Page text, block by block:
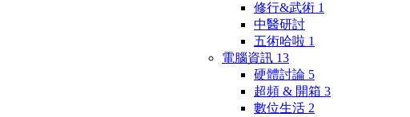
修行&武術 1
中醫研討
五術哈啦 1
電腦資訊 13
硬體討論 5
超頻 & 開箱 3
數位生活 2